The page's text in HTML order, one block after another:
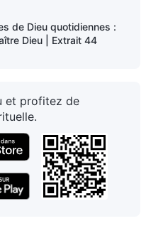
de Dieu quotidiennes :
Dieu | Extrait 44
de Dieu quotidiennes :
Dieu | Extrait 45
de Dieu quotidiennes :
Dieu | Extrait 46
et profitez de